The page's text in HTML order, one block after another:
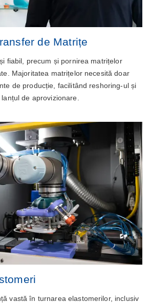
de Matrițe
fiabil, precum și pornirea matrițelor
Majoritatea matrițelor necesită doar
de producție, facilitând reshoring-ul și
de aprovizionare.
vastă în turnarea elastomerilor, inclusiv